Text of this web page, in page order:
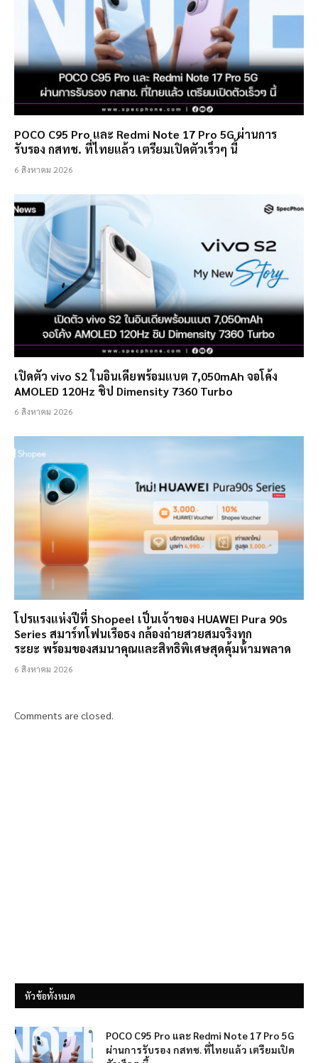
POCO C95 Pro และ Redmi Note 17 Pro 5G ผ่านการ
รับรอง กสทช. ที่ไทยแล้ว เตรียมเปิดตัวเร็วๆ นี้
6 สิงหาคม 2026
เปิดตัว vivo S2 ในอินเดียพร้อมแบต 7,050mAh จอโค้ง
AMOLED 120Hz ชิป Dimensity 7360 Turbo
6 สิงหาคม 2026
โปรแรงแห่งปีที่ Shopee! เป็นเจ้าของ HUAWEI Pura 90s
Series สมาร์ทโฟนเรือธง กล้องถ่ายสวยสมจริงทุก
ระยะ พร้อมของสมนาคุณและสิทธิพิเศษสุดคุ้มห้ามพลาด
6 สิงหาคม 2026
Comments are closed.
หัวข้อทั้งหมด
POCO C95 Pro และ Redmi Note 17 Pro 5G
ผ่านการรับรอง กสทช. ที่ไทยแล้ว เตรียมเปิด